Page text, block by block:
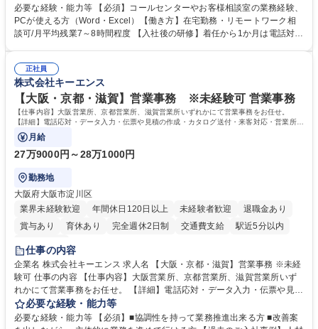
様相談室でのお仕事です。 日々お客様からいただくキリングループへのご
意見を、企業活動に活かしています。お客様からの声に迅速かつ誠意をも
って対応、情報提供するとともにグループ内活動に反映しています。 【具
平均100件前後■メール・手紙：同上40件前後 募集職種 中野本社【お客様
相談室】お客様のお声をもとにより良い商品づくりへ貢献
必要な経験・能力等 【必須】コールセンターやお客様相談室の業務経験、
PCが使える方（Word・Excel）【働き方】在宅勤務・リモートワーク相
談可/月平均残業7～8時間程度 【入社後の研修】着任から1か月は電話対応
すのでご安心ください。 【当社について】キリングループの広報機能を担
う会社として、お客様との出会いを大切にし、磨き上げたホスピタリティ
を込めてコミュニケーションをとりながら広報関連業務を行っておりま
す。 学歴・資格 学歴：大学院 大学 高専 短大 専修学校 高校 語学力： 資
格：
正社員
株式会社キーエンス
【大阪・京都・滋賀】営業事務 ※未経験可 営業事務
【仕事内容】大阪営業所、京都営業所、滋賀営業所いずれかにて営業事務をお任せ。
【詳細】電話応対・データ入力・伝票や見積の作成・カタログ送付・来客対応・営業所内
で発生する事務業務や業務改善をお任せ。
月給
27万9000円～28万1000円
勤務地
大阪府大阪市淀川区
業界未経験歓迎
年間休日120日以上 未経験者歓迎
退職金あり
賞与あり
育休あり 完全週休2日制 交通費支給
駅近5分以内
土日祝休み
仕事の内容
企業名 株式会社キーエンス 求人名 【大阪・京都・滋賀】営業事務 ※未経
験可 仕事の内容 【仕事内容】大阪営業所、京都営業所、滋賀営業所いず
れかにて営業事務をお任せ。 【詳細】電話応対・データ入力・伝票や見積
の作成・カタログ送付・来客対応・営業所内で発生する事務業務や業務改
善をお任せ。 【教育制度】ご入社後、育成担当とペアになりながらOJTに
必要な経験・能力等
必要な経験・能力等 【必須】■協調性を持って業務推進出来る方 ■改善案